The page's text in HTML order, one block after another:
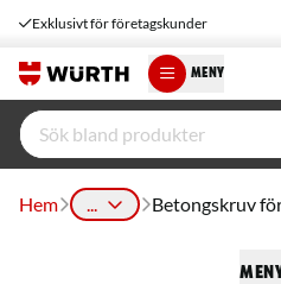
Exklusivt för företagskunder
MENY
Hem ... Betongskruv